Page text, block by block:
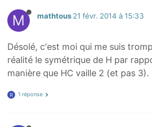
M mathtous 21 févr. 2014 à 15:33
Désolé, c'est moi qui me suis
réalité le symétrique de H par
manière que HC vaille 2 (et pas 3).
R 1 réponse